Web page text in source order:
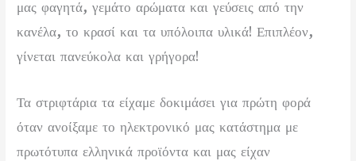
μας φαγητά, γεμάτο αρώματα και γεύσεις από την
κανέλα, το κρασί και τα υπόλοιπα υλικά! Επιπλέον,
γίνεται πανεύκολα και γρήγορα!
Τα στριφτάρια τα είχαμε δοκιμάσει για πρώτη φορά
όταν ανοίξαμε το ηλεκτρονικό μας κατάστημα με
πρωτότυπα ελληνικά προϊόντα και μας είχαν